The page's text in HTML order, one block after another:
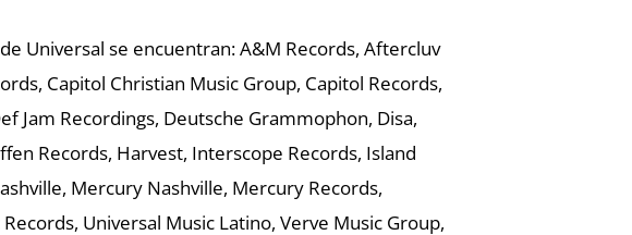
Universal se encuentran: A&M Records, Aftercluv
Capitol Christian Music Group, Capitol Records,
Jam Recordings, Deutsche Grammophon, Disa,
Records, Harvest, Interscope Records, Island
Mercury Nashville, Mercury Records,
Universal Music Latino, Verve Music Group,